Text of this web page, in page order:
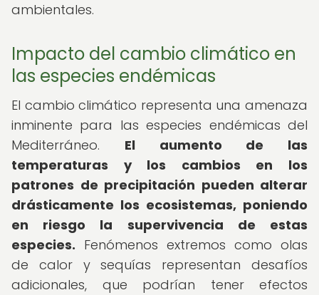
ambientales.
Impacto del cambio climático en
las especies endémicas
El cambio climático representa una amenaza
inminente para las especies endémicas del
Mediterráneo. El aumento de las
temperaturas y los cambios en los
patrones de precipitación pueden alterar
drásticamente los ecosistemas, poniendo
en riesgo la supervivencia de estas
especies. Fenómenos extremos como olas
de calor y sequías representan desafíos
adicionales, que podrían tener efectos